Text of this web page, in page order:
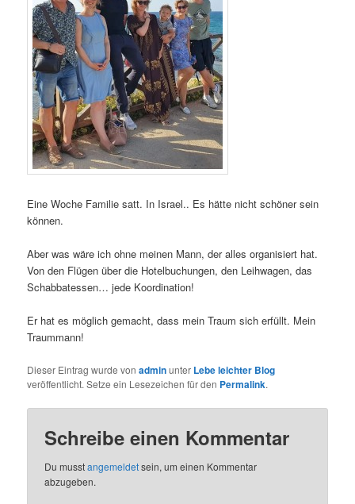
Eine Woche Familie satt. In Israel.. Es hätte nicht schöner sein
können.
Aber was wäre ich ohne meinen Mann, der alles organisiert hat.
Von den Flügen über die Hotelbuchungen, den Leihwagen, das
Schabbatessen… jede Koordination!
Er hat es möglich gemacht, dass mein Traum sich erfüllt. Mein
Traummann!
Dieser Eintrag wurde vonadminunter Lebe leichter Blog
veröffentlicht. Setze ein Lesezeichen für den Permalink.
Schreibe einen Kommentar
Du musstangemeldetsein, um einen Kommentar
abzugeben.